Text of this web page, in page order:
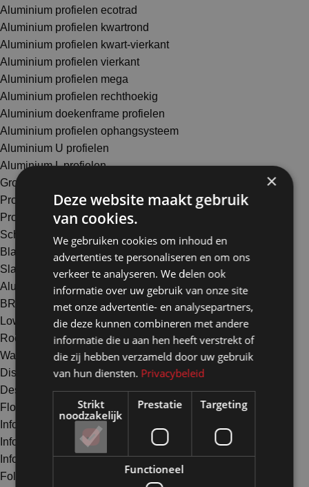
Aluminium profielen ecotrad
Aluminium profielen kwartrond
Aluminium profielen kwart-vierkant
Aluminium profielen vierkant
Aluminium profielen mega
Aluminium profielen rechthoekig
Aluminium doekenframe profielen
Aluminium profielen ophangsysteem
Aluminium U profielen
Aluminium L profielen
Groefprofielen
Profielverbinders
Profielen schuifdeur
Scharnieren profielen
Bladondersteuners
Slatwall strokenwand
Aluminium profielen overig
BRANI
Lowboard
Roomdivider
Wandmeubel
Displays Vitrines
Desinfectiezuilen
Floordisplay
Infodragers en folderhouders
Infodrager A4
Infodrager A3
Folderhouder A4
×
Deze website maakt gebruik
van cookies.
We gebruiken cookies om inhoud en
advertenties te personaliseren en om ons
verkeer te analyseren. We delen ook
informatie over uw gebruik van onze site
met onze advertentie- en analysepartners,
die deze kunnen combineren met andere
informatie die u aan hen heeft verstrekt of
die zij hebben verzameld door uw gebruik
van hun diensten. Privacybeleid
Strikt
noodzakelijk
Prestatie Targeting
Functioneel